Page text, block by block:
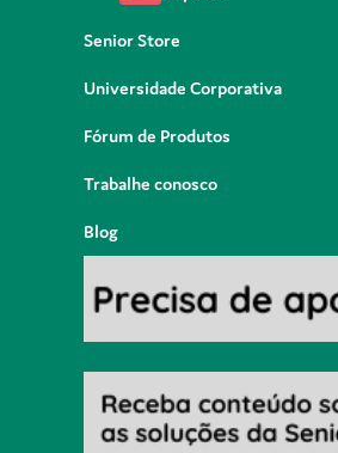
Senior Store
Universidade Corporativa
Fórum de Produtos
Trabalhe conosco
Blog